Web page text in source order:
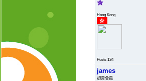
Hong Kong
Posts 134
james
初青會員